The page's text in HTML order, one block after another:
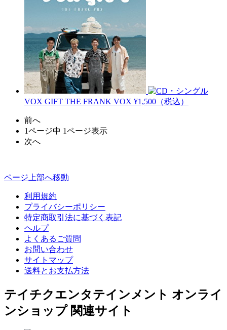
VOX GIFT THE FRANK VOX ¥1,500（税込）
前へ
1ページ中 1ページ表示
次へ
ページ上部へ移動
利用規約
プライバシーポリシー
特定商取引法に基づく表記
ヘルプ
よくあるご質問
お問い合わせ
サイトマップ
送料とお支払方法
テイチクエンタテインメント オンライ
ンショップ 関連サイト